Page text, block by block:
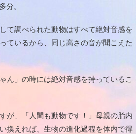
分。
て調べられた動物はすべて絶対音感を
ているから、同じ高さの音が聞こえた
ん」の時には絶対音感を持っているこ
が、「人間も動物です！」母親の胎内
換えれば、生物の進化過程を体内で得